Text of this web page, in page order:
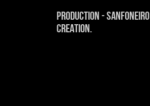
Production - Sanfoneiro
Creation.